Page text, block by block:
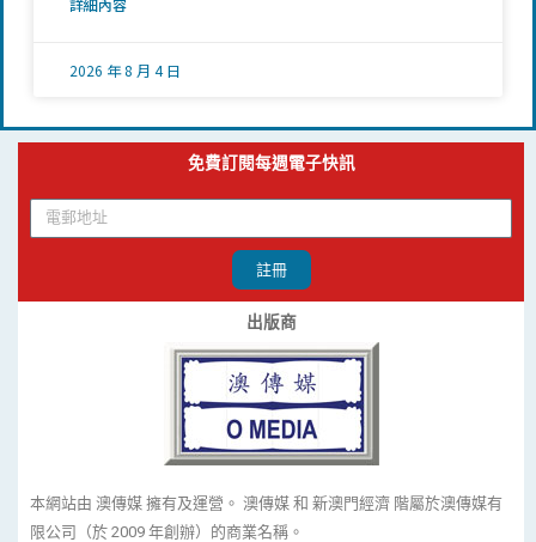
2026 年 8 月 4 日
免費訂閱每週電子快訊
註冊
出版商
本網站由 澳傳媒 擁有及運營。 澳傳媒 和 新澳門經濟 階屬於澳傳媒有
限公司（於 2009 年創辦）的商業名稱。